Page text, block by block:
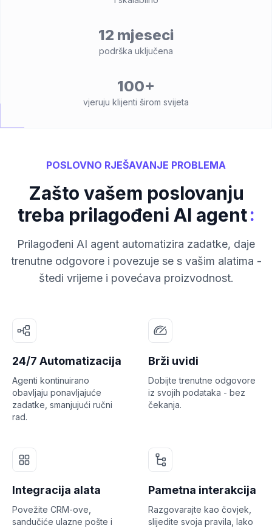
12 mjeseci
podrška uključena
100+
vjeruju klijenti širom svijeta
POSLOVNO RJEŠAVANJE PROBLEMA
Zašto vašem poslovanju
treba prilagođeni AI agent:
Prilagođeni AI agent automatizira zadatke, daje
trenutne odgovore i povezuje se s vašim alatima -
štedi vrijeme i povećava proizvodnost.
24/7 Automatizacija
Agenti kontinuirano
obavljaju ponavljajuće
zadatke, smanjujući ručni
rad.
Brži uvidi
Dobijte trenutne odgovore
iz svojih podataka - bez
čekanja.
Integracija alata
Povežite CRM-ove,
sandučiće ulazne pošte i
Pametna interakcija
Razgovarajte kao čovjek,
slijedite svoja pravila, lako